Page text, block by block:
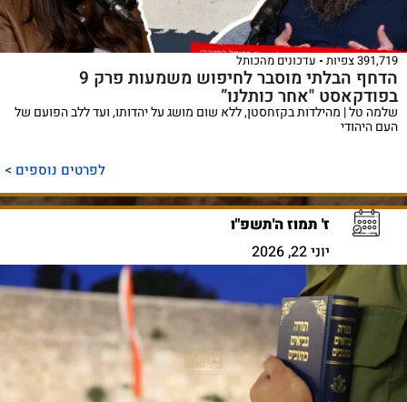
391,719 צפיות עדכונים מהכותל
הדחף הבלתי מוסבר לחיפוש משמעות פרק 9
בפודקאסט "אחר כותלנו”
שלמה טל | מהילדות בקזחסטן, ללא שום מושג על יהדותו, ועד ללב הפועם של
העם היהודי
לפרטים נוספים >
ז' תמוז ה'תשפ"ו
יוני 22, 2026